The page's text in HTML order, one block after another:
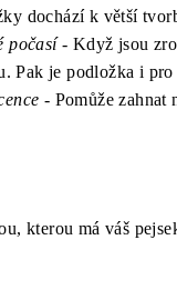
dochází k větší
počasí- Když jsou
Pak je podložka i
- Pomůže zahnat
kterou má váš